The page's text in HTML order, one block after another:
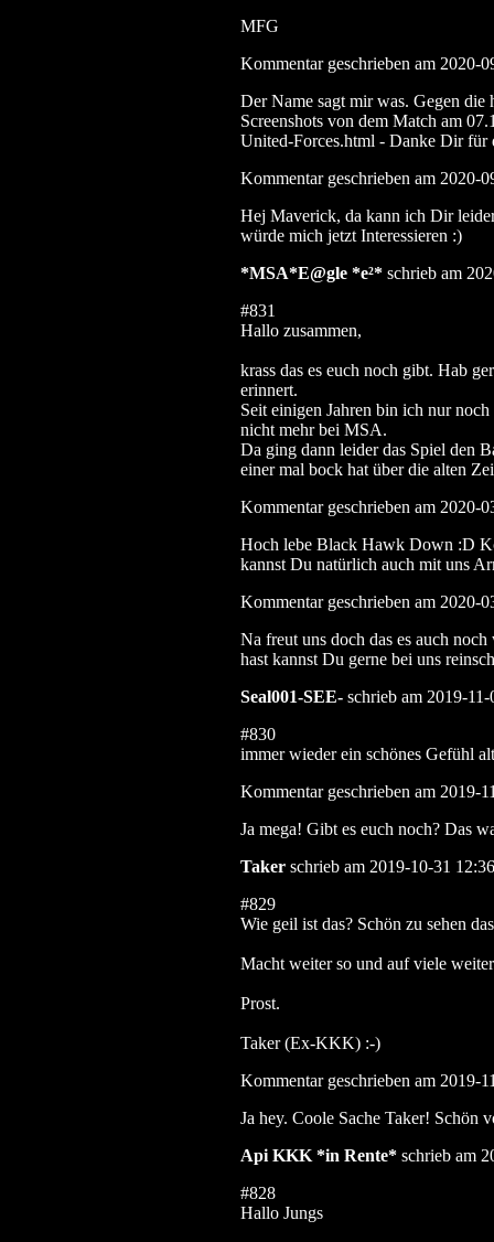
MFG
Kommentar geschrieben am
Der Name sagt mir was. Gegen die
Screenshots von dem Match am
United-Forces.html - Danke Dir für
Kommentar geschrieben am
Hej Maverick, da kann ich Dir
würde mich jetzt Interessieren :)
*MSA*E@gle *e²* schrieb am
#831
Hallo zusammen,
krass das es euch noch gibt. Hab
erinnert.
Seit einigen Jahren bin ich nur
nicht mehr bei MSA.
Da ging dann leider das Spiel den
einer mal bock hat über die alten
Kommentar geschrieben am
Hoch lebe Black Hawk Down :D
kannst Du natürlich auch mit uns
Kommentar geschrieben am
Na freut uns doch das es auch
hast kannst Du gerne bei uns
Seal001-SEE- schrieb am 2019-
#830
immer wieder ein schönes Gefühl
Kommentar geschrieben am
Ja mega! Gibt es euch noch? Das
Taker schrieb am 2019-10-31
#829
Wie geil ist das? Schön zu sehen
Macht weiter so und auf viele
Prost.
Taker (Ex-KKK) :-)
Kommentar geschrieben am
Ja hey. Coole Sache Taker! Schön
Api KKK *in Rente* schrieb am
#828
Hallo Jungs